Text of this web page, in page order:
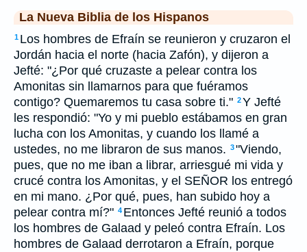
La Nueva Biblia de los Hispanos
1 Los hombres de Efraín se reunieron y cruzaron el
Jordán hacia el norte (hacia Zafón), y dijeron a
Jefté: "¿Por qué cruzaste a pelear contra los
Amonitas sin llamarnos para que fuéramos
contigo? Quemaremos tu casa sobre ti." 2Y Jefté
les respondió: "Yo y mi pueblo estábamos en gran
lucha con los Amonitas, y cuando los llamé a
ustedes, no me libraron de sus manos. 3"Viendo,
pues, que no me iban a librar, arriesgué mi vida y
crucé contra los Amonitas, y el SEÑOR los entregó
en mi mano. ¿Por qué, pues, han subido hoy a
pelear contra mí?" 4 Entonces Jefté reunió a todos
los hombres de Galaad y peleó contra Efraín. Los
hombres de Galaad derrotaron a Efraín, porque